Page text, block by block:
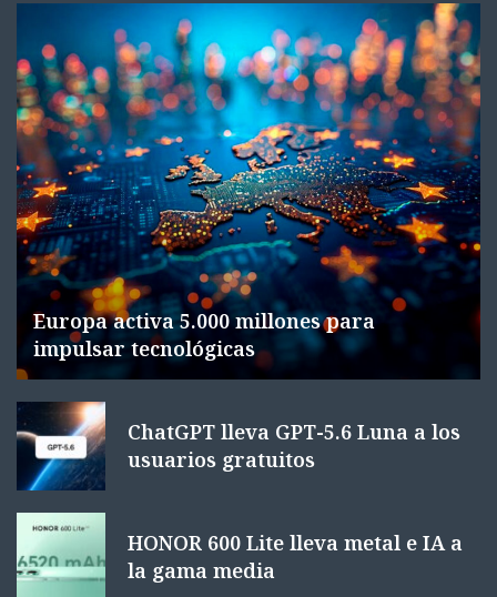
Europa activa 5.000 millones para
impulsar tecnológicas
ChatGPT lleva GPT-5.6 Luna a los
usuarios gratuitos
HONOR 600 Lite lleva metal e IA a
la gama media